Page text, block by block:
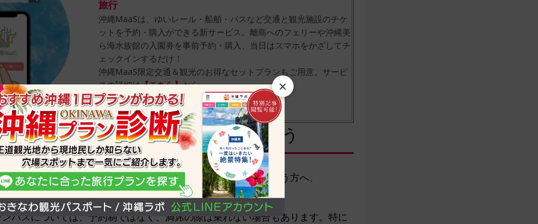
旅行
沖縄MaaSは、ゆいレール・船舶・バスなど交通と観光施設のチケ
ットを予約・購入ができる新サービス。離島へのフェリーや沖縄美
ら海水族館の入園券を事前予約・購入、当日はスマホをかざしてチ
ェックインするだけ！
沖縄MaaS限定交通＆観光のお得なセットプランもご用意。サービ
スの詳細は【こちら】から。
ゾート直行のリムジンバスを使おう
くても、リゾートホテルに泊まってのんびり過ごしたい、という方へ、
「空港リムジンバス」をご紹介いたします。
バスについては、予約制ではなく、満席の際は乗れない場合もあります。特に
×